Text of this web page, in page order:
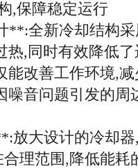
,保障稳定运行
**:全新冷却结构
热,同时有效降低
能改善工作环境,
噪音问题引发的周
放大设计的冷却
理范围,降低能耗